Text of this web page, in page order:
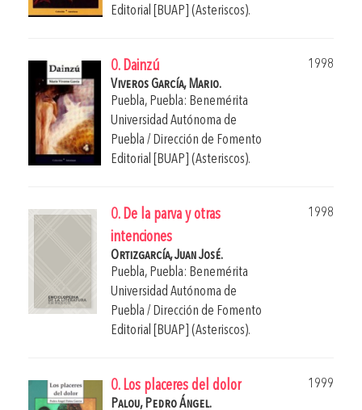
Editorial [BUAP] (Asteriscos).
0. Dainzú
1998
Viveros García, Mario.
Puebla, Puebla: Benemérita
Universidad Autónoma de
Puebla / Dirección de Fomento
Editorial [BUAP] (Asteriscos).
0. De la parva y otras
intenciones
1998
Ortizgarcía, Juan José.
Puebla, Puebla: Benemérita
Universidad Autónoma de
Puebla / Dirección de Fomento
Editorial [BUAP] (Asteriscos).
0. Los placeres del dolor
1999
Palou, Pedro Ángel.